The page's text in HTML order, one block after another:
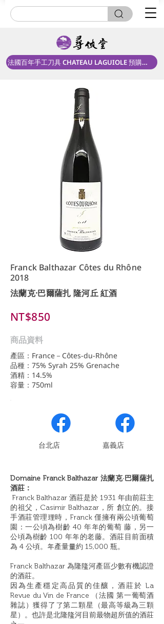
法國百年手工刀具 CHATEAU LAGUIOLE 預購中！
Franck Balthazar Côtes du Rhône
2018
法蘭克·巴爾薩扎 隆河丘 紅酒
NT$850
商品資料
產區：France－Côtes-du-Rhône
品種：75% Syrah 25% Grenache
酒精：14.5%
容量：750ml
​台北店 嘉義店
Domaine Franck Balthazar法蘭克·巴爾薩扎
酒莊：
Franck Balthazar 酒莊是於 1931 年由前莊主
的祖父， Casimir Balthazar ，所 創立的。接
手酒莊管理理時， Franck 僅擁有兩公頃葡萄
園：一公頃為樹齡40 年年的葡萄 藤，另一
公頃為樹齡 100 年年的老藤。 酒莊目前面積
為 4 公頃。 年產量量約 15,000 瓶。
FranckBalthazar為隆隆河產區少數有機認證
的酒莊。
因為生產穩定高品質的佳釀，酒莊於La
Revue duVin de France （法國第一葡萄酒
雜誌）獲得了了第二顆星（最高等級為三顆
星）。也許是北隆隆河目前最物超所值的酒莊